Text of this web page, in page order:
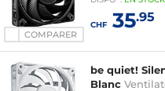
COMPARER
CHF35.95
be quiet!
Blanc